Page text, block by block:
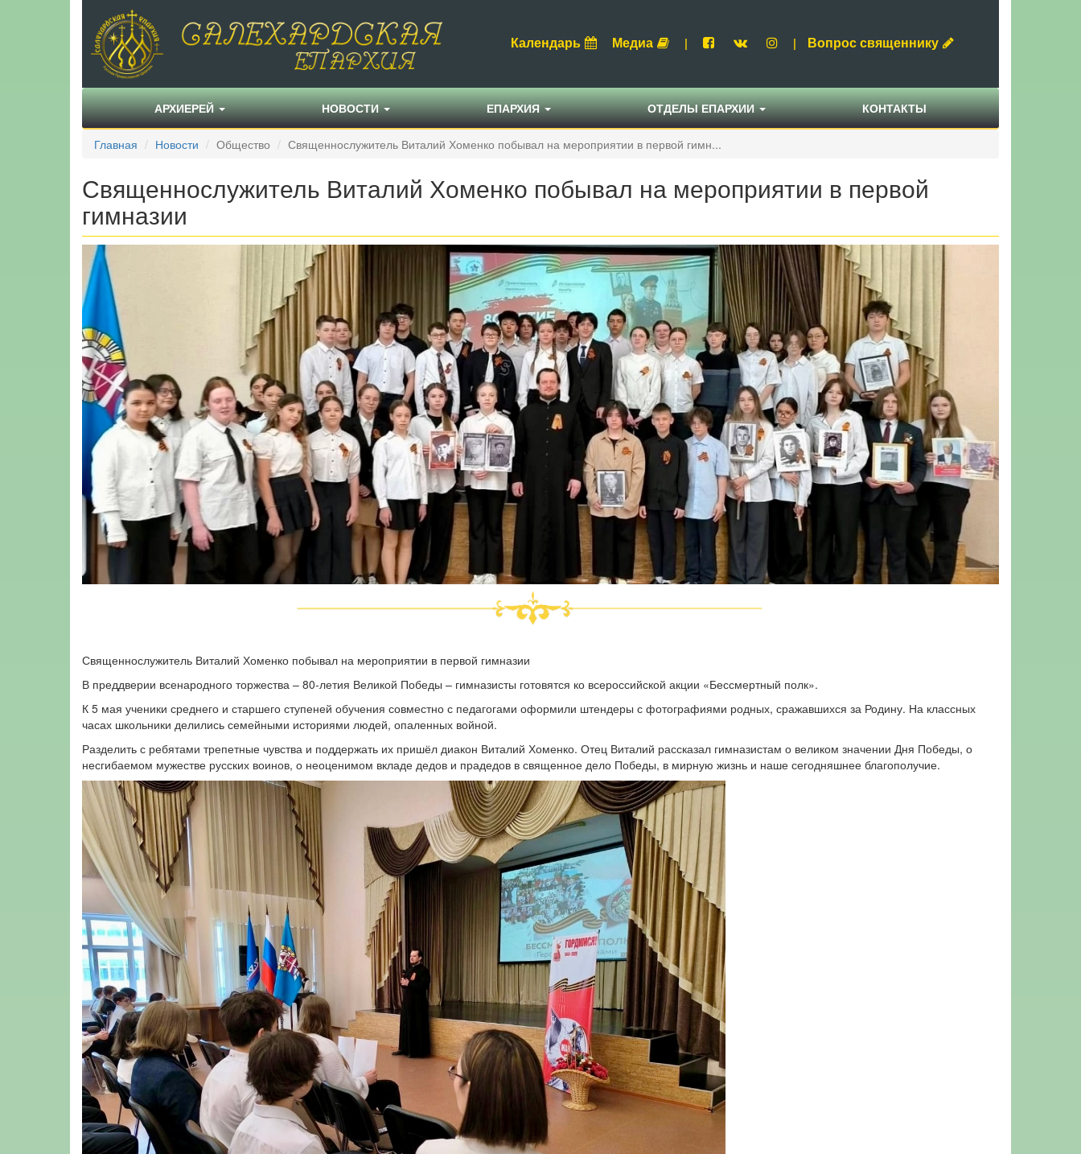
Календарь Медиа | | Вопрос священнику
АРХИЕРЕЙ НОВОСТИ ЕПАРХИЯ ОТДЕЛЫ ЕПАРХИИ КОНТАКТЫ
Главная Новости Общество Священнослужитель Виталий Хоменко побывал на мероприятии в первой гимн...
Священнослужитель Виталий Хоменко побывал на мероприятии в первой
гимназии
Священнослужитель Виталий Хоменко побывал на мероприятии в первой гимназии
В преддверии всенародного торжества – 80-летия Великой Победы – гимназисты готовятся ко всероссийской акции «Бессмертный полк».
К 5 мая ученики среднего и старшего ступеней обучения совместно с педагогами оформили штендеры с фотографиями родных, сражавшихся за Родину. На классных
часах школьники делились семейными историями людей, опаленных войной.
Разделить с ребятами трепетные чувства и поддержать их пришёл диакон Виталий Хоменко. Отец Виталий рассказал гимназистам о великом значении Дня Победы, о
несгибаемом мужестве русских воинов, о неоценимом вкладе дедов и прадедов в священное дело Победы, в мирную жизнь и наше сегодняшнее благополучие.